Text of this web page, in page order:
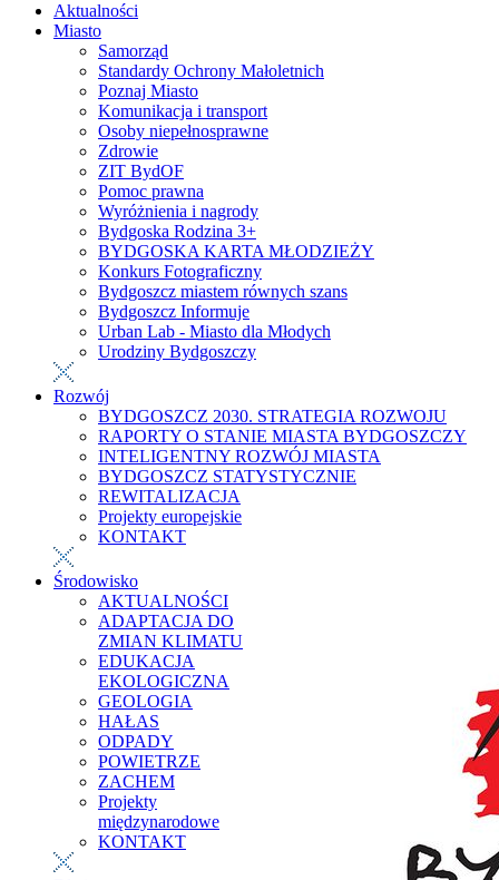
Aktualności
Miasto
Samorząd
Standardy Ochrony Małoletnich
Poznaj Miasto
Komunikacja i transport
Osoby niepełnosprawne
Zdrowie
ZIT BydOF
Pomoc prawna
Wyróżnienia i nagrody
Bydgoska Rodzina 3+
BYDGOSKA KARTA MŁODZIEŻY
Konkurs Fotograficzny
Bydgoszcz miastem równych szans
Bydgoszcz Informuje
Urban Lab - Miasto dla Młodych
Urodziny Bydgoszczy
Rozwój
BYDGOSZCZ 2030. STRATEGIA ROZWOJU
RAPORTY O STANIE MIASTA BYDGOSZCZY
INTELIGENTNY ROZWÓJ MIASTA
BYDGOSZCZ STATYSTYCZNIE
REWITALIZACJA
Projekty europejskie
KONTAKT
Środowisko
AKTUALNOŚCI
ADAPTACJA DO
ZMIAN KLIMATU
EDUKACJA
EKOLOGICZNA
GEOLOGIA
HAŁAS
ODPADY
POWIETRZE
ZACHEM
Projekty
międzynarodowe
KONTAKT